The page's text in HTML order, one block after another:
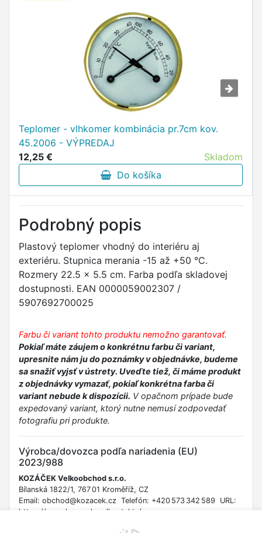
Teplomer - vlhkomer kombinácia pr.7cm kov.
45.2006 - VÝPREDAJ
12,25 €
Skladom
Do košíka
Podrobný popis
Plastový teplomer vhodný do interiéru aj
exteriéru. Stupnica merania -15 až +50 °C.
Rozmery 22.5 x 5.5 cm. Farba podľa skladovej
dostupnosti. EAN 0000059002307 /
5907692700025
Farbu či variant tohto produktu nemožno garantovať.
Pokiaľ máte záujem o konkrétnu farbu či variant,
upresnite nám ju do poznámky v objednávke, budeme
sa snažiť vyjsť v ústrety. Uveďte tiež, či máme produkt
z objednávky vymazať, pokiaľ konkrétna farba či
variant nebude k dispozícii. V opačnom prípade bude
expedovaný variant, ktorý nutne nemusí zodpovedať
fotografiu pri produkte.
Výrobca/dovozca podľa nariadenia (EU)
2023/988
KOZÁČEK Velkoobchod s.r.o.
Bílanská 1822/1, 767 01 Kroměříž, CZ
Email: obchod@kozacek.cz Telefón: +420 573 342 589 URL:
https://www.kozacek.cz/kontakty/